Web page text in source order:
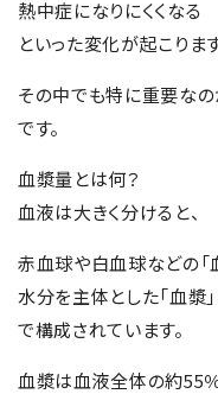
熱中症になりにくくなる
といった変化が起こります
その中でも特に重要なの
です。
血漿量とは何？
血液は大きく分けると、
赤血球や白血球などの「
水分を主体とした「血漿」
で構成されています。
血漿は血液全体の約55